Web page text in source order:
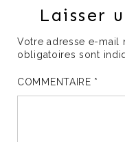
Laisser
Votre adresse e-mail
obligatoires sont
COMMENTAIRE *